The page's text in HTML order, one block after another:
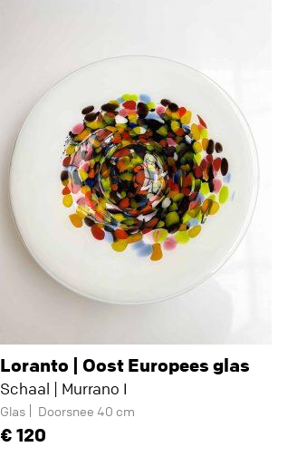
Loranto | Oost Europees glas
Schaal | Murrano I
Glas Doorsnee 40 cm
120